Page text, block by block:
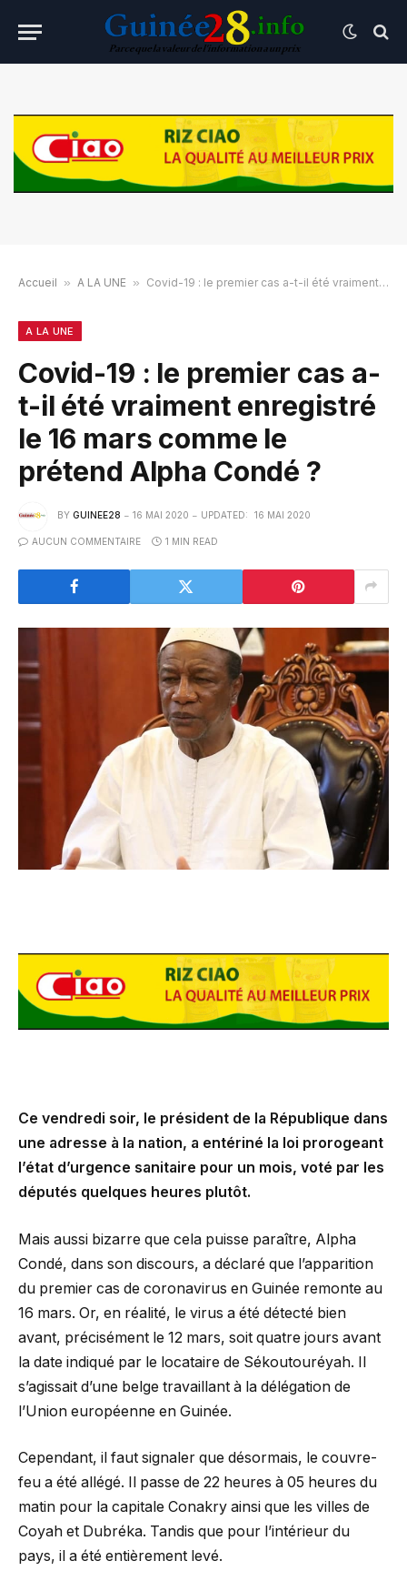
Accueil » A LA UNE » Covid-19 : le premier cas a-t-il été vraiment enregistré le 16 mars comme le prétend Alpha Condé ?
A LA UNE
Covid-19 : le premier cas a-
t-il été vraiment enregistré
le 16 mars comme le
prétend Alpha Condé ?
BY GUINEE28 16 MAI 2020 UPDATED: 16 MAI 2020
AUCUN COMMENTAIRE 1 MIN READ
Ce vendredi soir, le président de la République dans
une adresse à la nation, a entériné la loi prorogeant
l’état d’urgence sanitaire pour un mois, voté par les
députés quelques heures plutôt.
Mais aussi bizarre que cela puisse paraître, Alpha
Condé, dans son discours, a déclaré que l’apparition
du premier cas de coronavirus en Guinée remonte au
16 mars. Or, en réalité, le virus a été détecté bien
avant, précisément le 12 mars, soit quatre jours avant
la date indiqué par le locataire de Sékoutouréyah. Il
s’agissait d’une belge travaillant à la délégation de
l’Union européenne en Guinée.
Cependant, il faut signaler que désormais, le couvre-
feu a été allégé. Il passe de 22 heures à 05 heures du
matin pour la capitale Conakry ainsi que les villes de
Coyah et Dubréka. Tandis que pour l’intérieur du
pays, il a été entièrement levé.